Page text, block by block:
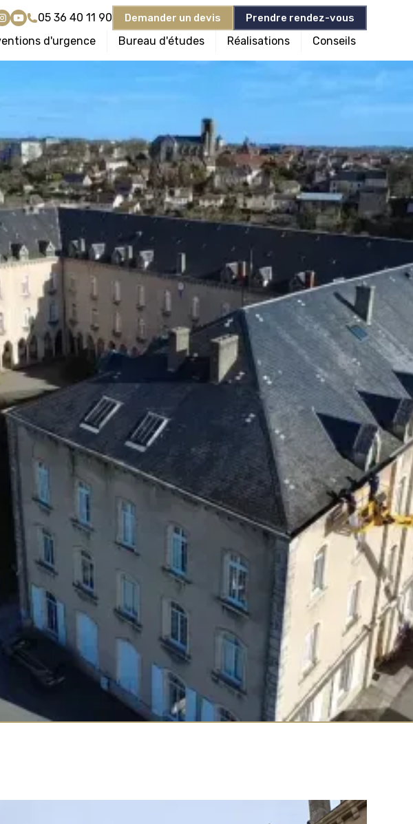
05 36 40 11 90 Demander un devis Prendre rendez-vous
d'urgence Bureau d'études Réalisations Conseils